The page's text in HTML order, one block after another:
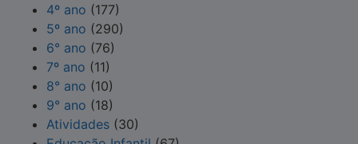
4º ano (177)
5º ano (290)
6° ano (76)
7º ano (11)
8° ano (10)
9° ano (18)
Atividades (30)